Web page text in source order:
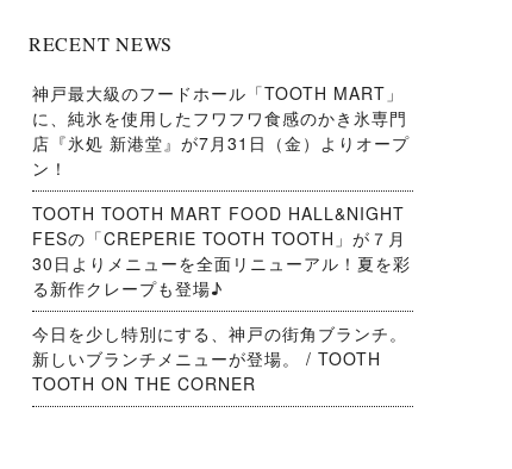
RECENT NEWS
神戸最大級のフードホール「TOOTH MART」
に、純氷を使用したフワフワ食感のかき氷専門
店『氷処 新港堂』が7月31日（金）よりオープ
ン！
TOOTH TOOTH MART FOOD HALL&NIGHT
FESの「CREPERIE TOOTH TOOTH」が７月
30日よりメニューを全面リニューアル！夏を彩
る新作クレープも登場♪
今日を少し特別にする、神戸の街角ブランチ。
新しいブランチメニューが登場。 / TOOTH
TOOTH ON THE CORNER